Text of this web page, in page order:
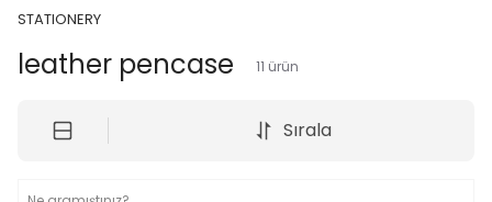
STATIONERY
leather pencase 11 ürün
Sırala